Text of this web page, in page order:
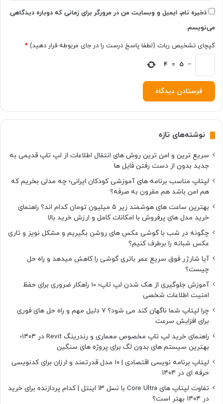
ذخیره نام، ایمیل و وبسایت من در مرورگر برای زمانی که دوباره دیدگاهی
می‌نویسم.
کپچای تشخیص ربات (لطفا پاسخ درست را در جای مربوطه قرار دهید) *
−
5
=
4
نوشته‌های تازه
سریع ترین و امن ترین روش های انتقال اطلاعات از لپ تاپ قدیمی به
جدید بدون از دست رفتن فایل ها
لپتاپ مناسب برنامه های آموزشی کودکان ایرانی؛ چه مدلی بخریم که
هم امن باشد هم مقرون به صرفه؟
بهترین ساعت های هوشمند زیر ۵ میلیون تومان کدام اند؟ راهنمای
خرید مدل های پرفروش با امکانات کامل و ارزش خرید بالا
چگونه در شب با گوشی عکس های روشن بگیریم و مشکل نویز و تاری
عکس شبانه را برطرف کنیم؟
آیا شارژر فوق سریع عمر باتری گوشی را کاهش میدهد و راه حل
چیست؟
آموزش جلوگیری از هک شدن لپ تاپ؛ 10 راهکار ضروری برای حفظ
امنیت اطلاعات شخصی
چرا لپتاپ شما ناگهان کند می شود؟ ۷ دلیل مهم و راه حل های فوری
برای افزایش سرعت
راهنمای خرید لپ تاپ مخصوص معماری و رندرینگ Revit در ۱۴۰۴؛
بهترین سیستم های بدون لگ برای پروژه های سنگین
لپتاپ برنامه نویسی اقتصادی | ۱۰ مدل قدرتمند و ارزان برای کدنویسی
حرفه ای در ۱۴۰۴
تفاوت لپتاپ های Core Ultra با نسل ۱۳ اینتل | کدام پردازنده برای خرید
در ۱۴۰۴ بهتر است؟